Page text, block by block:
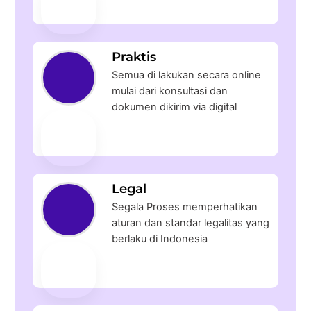
Praktis
Semua di lakukan secara online
mulai dari konsultasi dan
dokumen dikirim via digital
Legal
Segala Proses memperhatikan
aturan dan standar legalitas yang
berlaku di Indonesia